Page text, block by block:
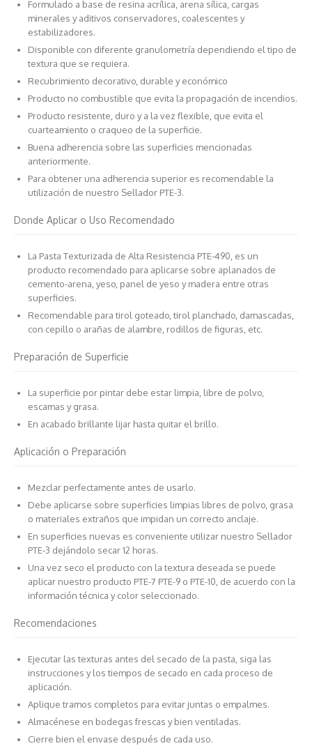
Formulado a base de resina acrílica, arena sílica, cargas
minerales y aditivos conservadores, coalescentes y
estabilizadores.
Disponible con diferente granulometría dependiendo el tipo de
textura que se requiera.
Recubrimiento decorativo, durable y económico
Producto no combustible que evita la propagación de incendios.
Producto resistente, duro y a la vez flexible, que evita el
cuarteamiento o craqueo de la superficie.
Buena adherencia sobre las superficies mencionadas
anteriormente.
Para obtener una adherencia superior es recomendable la
utilización de nuestro Sellador PTE-3.
Donde Aplicar o Uso Recomendado
La Pasta Texturizada de Alta Resistencia PTE-490, es un
producto recomendado para aplicarse sobre aplanados de
cemento-arena, yeso, panel de yeso y madera entre otras
superficies.
Recomendable para tirol goteado, tirol planchado, damascadas,
con cepillo o arañas de alambre, rodillos de figuras, etc.
Preparación de Superficie
La superficie por pintar debe estar limpia, libre de polvo,
escamas y grasa.
En acabado brillante lijar hasta quitar el brillo.
Aplicación o Preparación
Mezclar perfectamente antes de usarlo.
Debe aplicarse sobre superficies limpias libres de polvo, grasa
o materiales extraños que impidan un correcto anclaje.
En superficies nuevas es conveniente utilizar nuestro Sellador
PTE-3 dejándolo secar 12 horas.
Una vez seco el producto con la textura deseada se puede
aplicar nuestro producto PTE-7 PTE-9 o PTE-10, de acuerdo con la
información técnica y color seleccionado.
Recomendaciones
Ejecutar las texturas antes del secado de la pasta, siga las
instrucciones y los tiempos de secado en cada proceso de
aplicación.
Aplique tramos completos para evitar juntas o empalmes.
Almacénese en bodegas frescas y bien ventiladas.
Cierre bien el envase después de cada uso.